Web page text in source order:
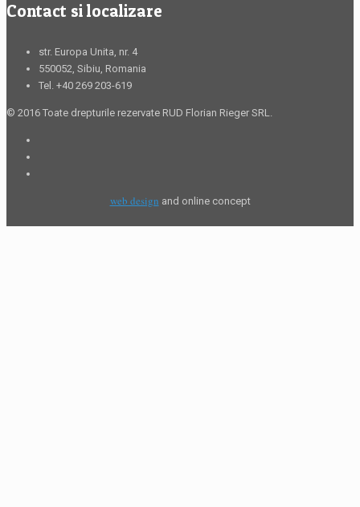
Contact si localizare
str. Europa Unita, nr. 4
550052, Sibiu, Romania
Tel. +40 269 203-619
© 2016 Toate drepturile rezervate RUD Florian Rieger SRL.
web design and online concept